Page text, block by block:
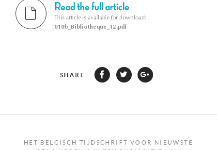
Read the full article
This article is available for download:
010b_Bibliotheque_12.pdf
SHARE
HET BELGISCH TIJDSCHRIFT VOOR NIEUWSTE